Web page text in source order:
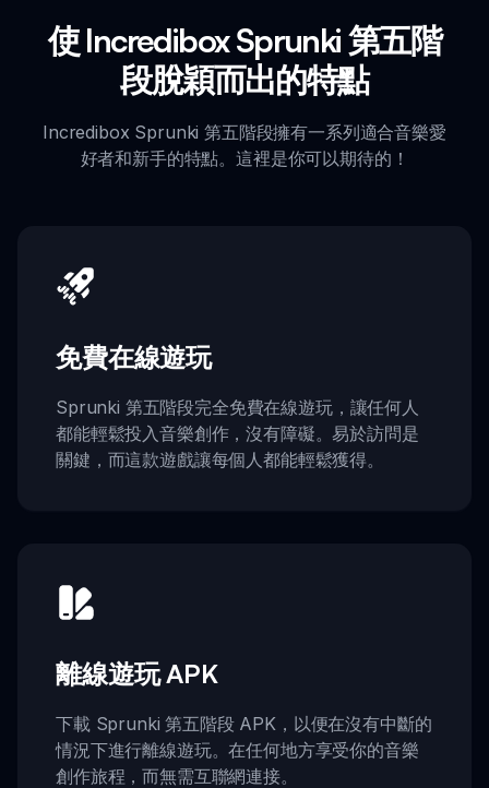
使 Incredibox Sprunki 第五階
段脫穎而出的特點
Incredibox Sprunki 第五階段擁有一系列適合音樂愛
好者和新手的特點。這裡是你可以期待的！
免費在線遊玩
Sprunki 第五階段完全免費在線遊玩，讓任何人
都能輕鬆投入音樂創作，沒有障礙。易於訪問是
關鍵，而這款遊戲讓每個人都能輕鬆獲得。
離線遊玩 APK
下載 Sprunki 第五階段 APK，以便在沒有中斷的
情況下進行離線遊玩。在任何地方享受你的音樂
創作旅程，而無需互聯網連接。